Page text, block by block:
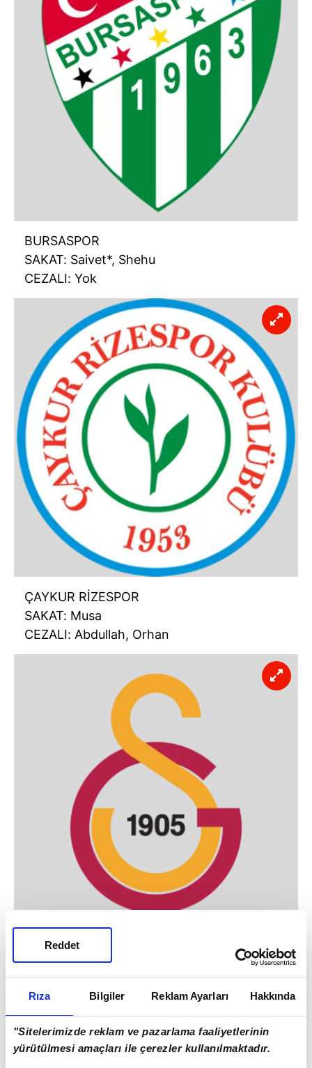
Rıza Bilgiler Reklam Ayarları Hakkında
"Sitelerimizde reklam ve pazarlama faaliyetlerinin
yürütülmesi amaçları ile çerezler kullanılmaktadır.
Reddet
BURSASPOR
SAKAT: Saivet*, Shehu
CEZALI: Yok
ÇAYKUR RİZESPOR
SAKAT: Musa
CEZALI: Abdullah, Orhan
GALATASARAY
SAKAT: Emre Akbaba, Fernando, Nagatomo
CEZALI: Mariano